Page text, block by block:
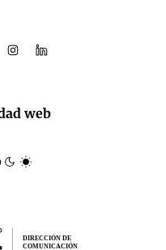
web
DIRECCIÓN DE
COMUNICACIÓN